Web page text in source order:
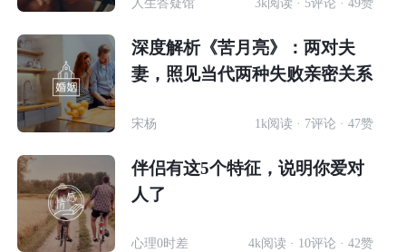
深度解析《苦月亮》：两对夫
妻，照见当代两种失败亲密关系
宋杨 1k阅读 · 7评论 · 47赞
伴侣有这5个特征，说明你爱对
人了
心理0时差 4k阅读 · 10评论 · 42赞